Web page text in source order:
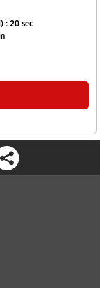
: 20 sec